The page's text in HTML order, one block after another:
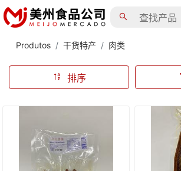
Produtos 干货特产 肉类
排序